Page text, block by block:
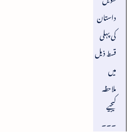
داستان
کی پہلی
قسط ذیل
میں
ملاحظہ
کیجیے
۔۔۔